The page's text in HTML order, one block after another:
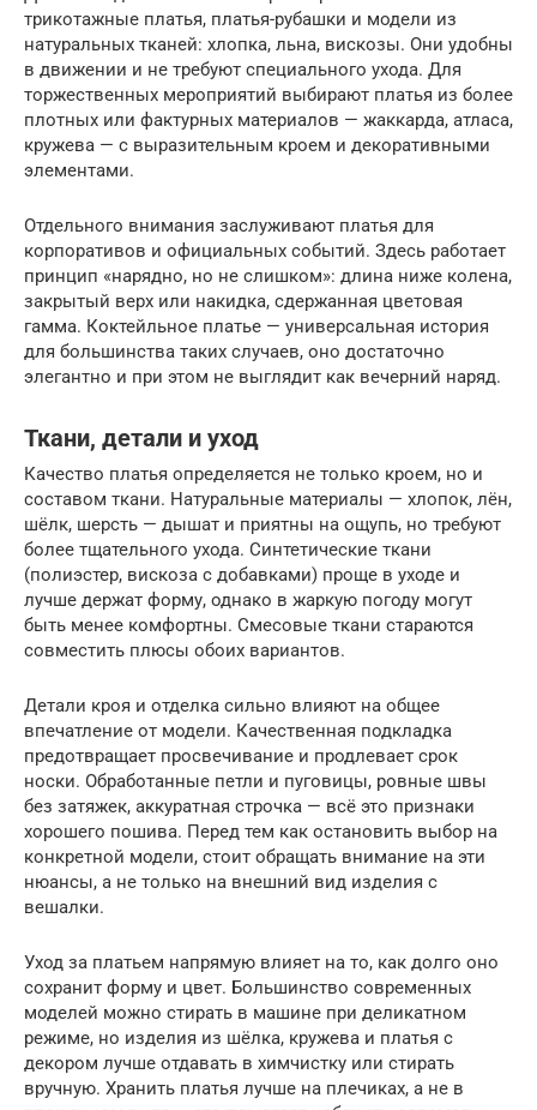
трикотажные платья, платья-рубашки и модели из
натуральных тканей: хлопка, льна, вискозы. Они удобны
в движении и не требуют специального ухода. Для
торжественных мероприятий выбирают платья из более
плотных или фактурных материалов — жаккарда, атласа,
кружева — с выразительным кроем и декоративными
элементами.
Отдельного внимания заслуживают платья для
корпоративов и официальных событий. Здесь работает
принцип «нарядно, но не слишком»: длина ниже колена,
закрытый верх или накидка, сдержанная цветовая
гамма. Коктейльное платье — универсальная история
для большинства таких случаев, оно достаточно
элегантно и при этом не выглядит как вечерний наряд.
Ткани, детали и уход
Качество платья определяется не только кроем, но и
составом ткани. Натуральные материалы — хлопок, лён,
шёлк, шерсть — дышат и приятны на ощупь, но требуют
более тщательного ухода. Синтетические ткани
(полиэстер, вискоза с добавками) проще в уходе и
лучше держат форму, однако в жаркую погоду могут
быть менее комфортны. Смесовые ткани стараются
совместить плюсы обоих вариантов.
Детали кроя и отделка сильно влияют на общее
впечатление от модели. Качественная подкладка
предотвращает просвечивание и продлевает срок
носки. Обработанные петли и пуговицы, ровные швы
без затяжек, аккуратная строчка — всё это признаки
хорошего пошива. Перед тем как остановить выбор на
конкретной модели, стоит обращать внимание на эти
нюансы, а не только на внешний вид изделия с
вешалки.
Уход за платьем напрямую влияет на то, как долго оно
сохранит форму и цвет. Большинство современных
моделей можно стирать в машине при деликатном
режиме, но изделия из шёлка, кружева и платья с
декором лучше отдавать в химчистку или стирать
вручную. Хранить платья лучше на плечиках, а не в